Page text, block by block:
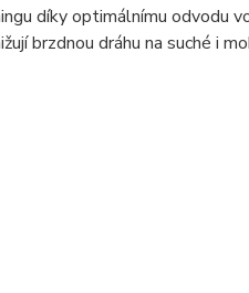
díky optimálnímu odvodu
brzdnou dráhu na suché i